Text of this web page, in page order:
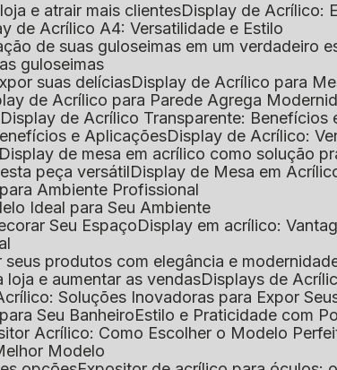
e atrair mais clientes
Display de Acrílico:
de Acrílico A4: Versatilidade e Estilo
de suas guloseimas em um verdadeiro
guloseimas
suas delícias
Display de Acrílico para
de Acrílico para Parede Agrega
Display de Acrílico Transparente:
e Aplicações
Display de Acrílico:
Display de mesa em acrílico como solução
peça versátil
Display de Mesa em
Ambiente Profissional
Ideal para Seu Ambiente
Seu Espaço
Display em acrílico:
seus produtos com elegância e
loja e aumentar as vendas
Displays de
Soluções Inovadoras para Expor
Seu Banheiro
Estilo e Praticidade com
Acrílico: Como Escolher o Modelo
Modelo